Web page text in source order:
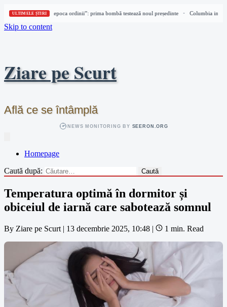
ULTIMELE ȘTIRI
Columbia intră în „epoca ordinii”: prima bombă testează noul președinte Columbia intră
Skip to content
Ziare pe Scurt
Află ce se întâmplă
NEWS MONITORING BY SEERON.ORG
Homepage
Caută după:
Temperatura optimă în dormitor și
obiceiul de iarnă care sabotează somnul
By Ziare pe Scurt | 13 decembrie 2025, 10:48 | 1 min. Read